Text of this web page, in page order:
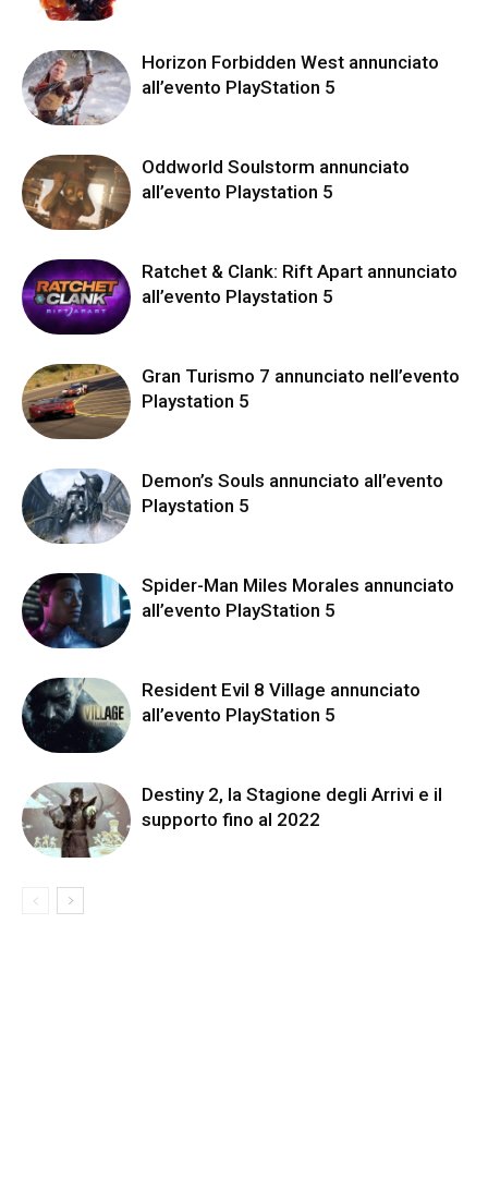
Horizon Forbidden West annunciato
all’evento PlayStation 5
Oddworld Soulstorm annunciato
all’evento Playstation 5
Ratchet & Clank: Rift Apart annunciato
all’evento Playstation 5
Gran Turismo 7 annunciato nell’evento
Playstation 5
Demon’s Souls annunciato all’evento
Playstation 5
Spider-Man Miles Morales annunciato
all’evento PlayStation 5
Resident Evil 8 Village annunciato
all’evento PlayStation 5
Destiny 2, la Stagione degli Arrivi e il
supporto fino al 2022